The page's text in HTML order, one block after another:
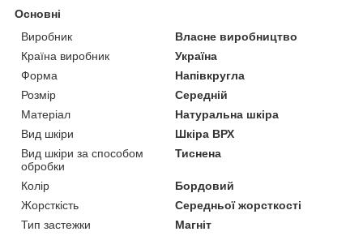
Основні
Виробник
Власне виробництво
Країна виробник
Україна
Форма
Напівкругла
Розмір
Середній
Матеріал
Натуральна шкіра
Вид шкіри
Шкіра ВРХ
Вид шкіри за способом
обробки
Тиснена
Колір
Бордовий
Жорсткість
Середньої жорсткості
Тип застежки
Магніт